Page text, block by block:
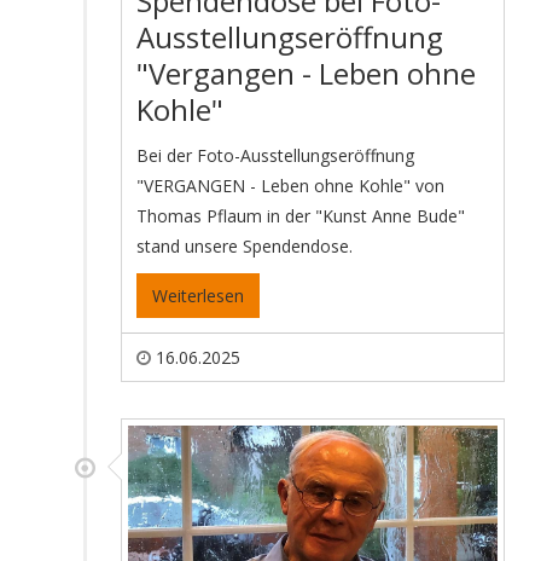
Ausstellungseröffnung
"Vergangen - Leben ohne
Kohle"
Bei der Foto-Ausstellungseröffnung
"VERGANGEN - Leben ohne Kohle" von
Thomas Pflaum in der "Kunst Anne Bude"
stand unsere Spendendose.
Weiterlesen
16.06.2025